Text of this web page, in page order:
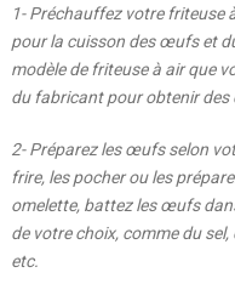
1- Préchauffez votre friteuse
pour la cuisson des œufs et
modèle de friteuse à air que
du fabricant pour obtenir des
2- Préparez les œufs selon
frire, les pocher ou les
omelette, battez les œufs
de votre choix, comme du sel,
etc.